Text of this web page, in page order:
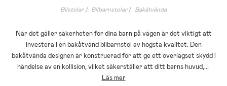
Bilstolar Bilbarnstolar Bakåtvända
När det gäller säkerheten för dina barn på vägen är det viktigt att
investera i en bakåtvänd bilbarnstol av högsta kvalitet. Den
bakåtvända designen är konstruerad för att ge ett överlägset skydd i
händelse av en kollision, vilket säkerställer att ditt barns huvud,...
Läs mer